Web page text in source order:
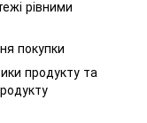
рівними
покупки
продукту та